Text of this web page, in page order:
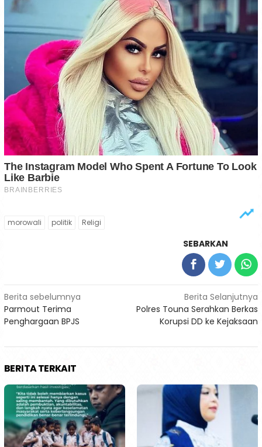
morowali politik Religi
SEBARKAN
Navigasi
pos
Berita sebelumnya
Parmout Terima
Penghargaan BPJS
Berita Selanjutnya
Polres Touna Serahkan Berkas
Korupsi DD ke Kejaksaan
BERITA TERKAIT